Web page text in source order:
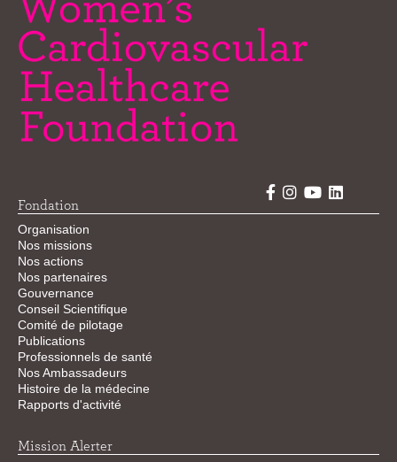
Fondation
Organisation
Nos missions
Nos actions
Nos partenaires
Gouvernance
Conseil Scientifique
Comité de pilotage
Publications
Professionnels de santé
Nos Ambassadeurs
Histoire de la médecine
Rapports d'activité
Mission Alerter